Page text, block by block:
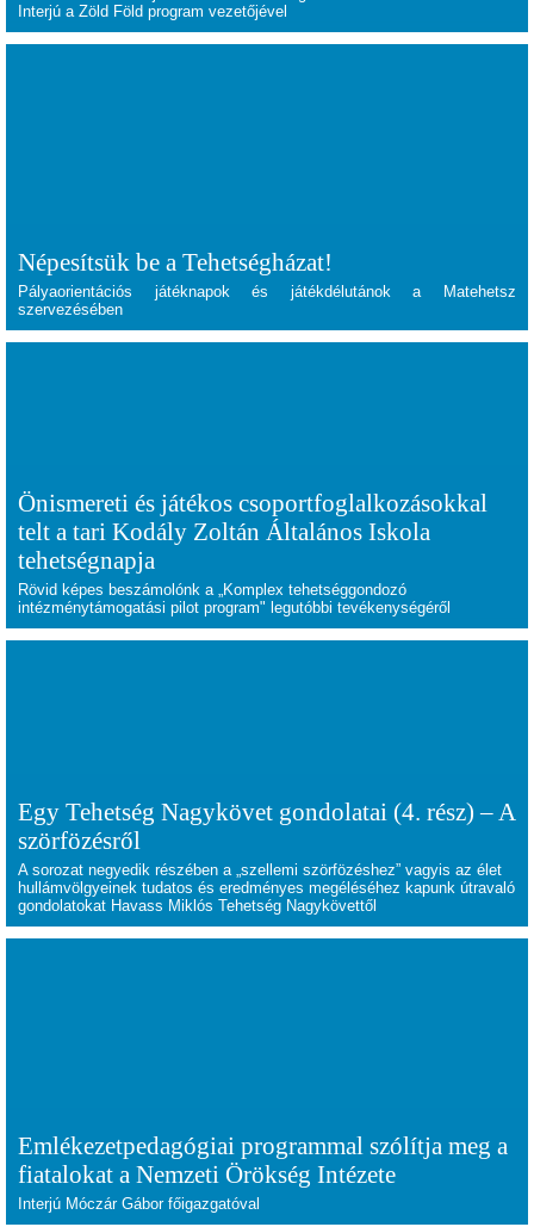
Interjú a Zöld Föld program vezetőjével
Népesítsük be a Tehetségházat!
Pályaorientációs játéknapok és játékdélutánok a Matehetsz
szervezésében
Önismereti és játékos csoportfoglalkozásokkal
telt a tari Kodály Zoltán Általános Iskola
tehetségnapja
Rövid képes beszámolónk a „Komplex tehetséggondozó
intézménytámogatási pilot program" legutóbbi tevékenységéről
Egy Tehetség Nagykövet gondolatai (4. rész) – A
szörfözésről
A sorozat negyedik részében a „szellemi szörfözéshez” vagyis az élet
hullámvölgyeinek tudatos és eredményes megéléséhez kapunk útravaló
gondolatokat Havass Miklós Tehetség Nagykövettől
Emlékezetpedagógiai programmal szólítja meg a
fiatalokat a Nemzeti Örökség Intézete
Interjú Móczár Gábor főigazgatóval